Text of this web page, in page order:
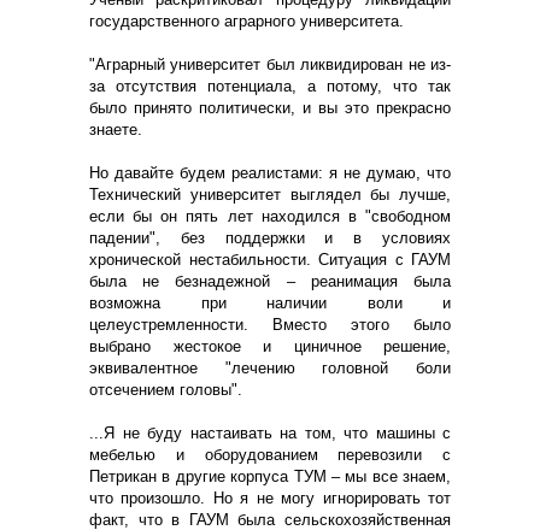
государственного аграрного университета.
"Аграрный университет был ликвидирован не из-
за отсутствия потенциала, а потому, что так
было принято политически, и вы это прекрасно
знаете.
Но давайте будем реалистами: я не думаю, что
Технический университет выглядел бы лучше,
если бы он пять лет находился в "свободном
падении", без поддержки и в условиях
хронической нестабильности. Ситуация с ГАУМ
была не безнадежной – реанимация была
возможна при наличии воли и
целеустремленности. Вместо этого было
выбрано жестокое и циничное решение,
эквивалентное "лечению головной боли
отсечением головы".
...Я не буду настаивать на том, что машины с
мебелью и оборудованием перевозили c
Петрикан в другие корпуса ТУМ – мы все знаем,
что произошло. Но я не могу игнорировать тот
факт, что в ГАУМ была сельскохозяйственная